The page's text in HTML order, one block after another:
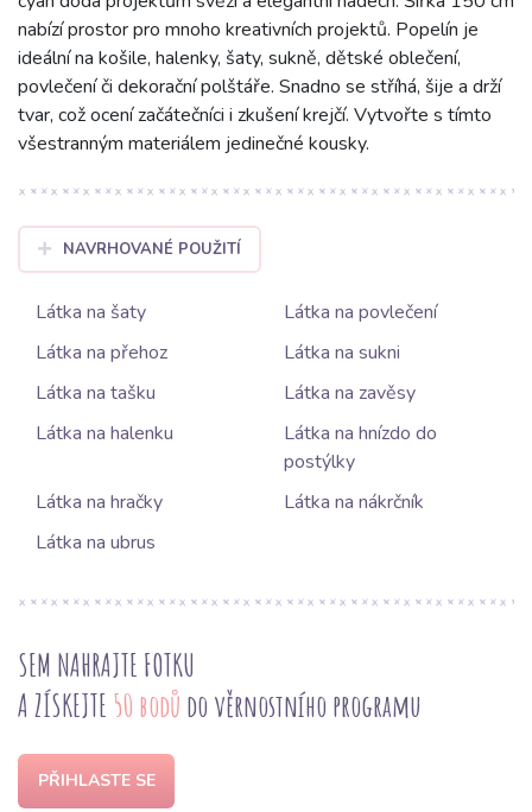
nabízí prostor pro mnoho kreativních projektů. Popelín je
ideální na košile, halenky, šaty, sukně, dětské oblečení,
povlečení či dekorační polštáře. Snadno se stříhá, šije a drží
tvar, což ocení začátečníci i zkušení krejčí. Vytvořte s tímto
všestranným materiálem jedinečné kousky.
NAVRHOVANÉ POUŽITÍ
Látka na šaty
Látka na povlečení
Látka na přehoz
Látka na sukni
Látka na tašku
Látka na zavěsy
Látka na halenku
Látka na hnízdo do
postýlky
Látka na hračky
Látka na nákrčník
Látka na ubrus
SEM NAHRAJTE FOTKU
A ZÍSKEJTE 50 bodů do věrnostního programu
PŘIHLASTE SE